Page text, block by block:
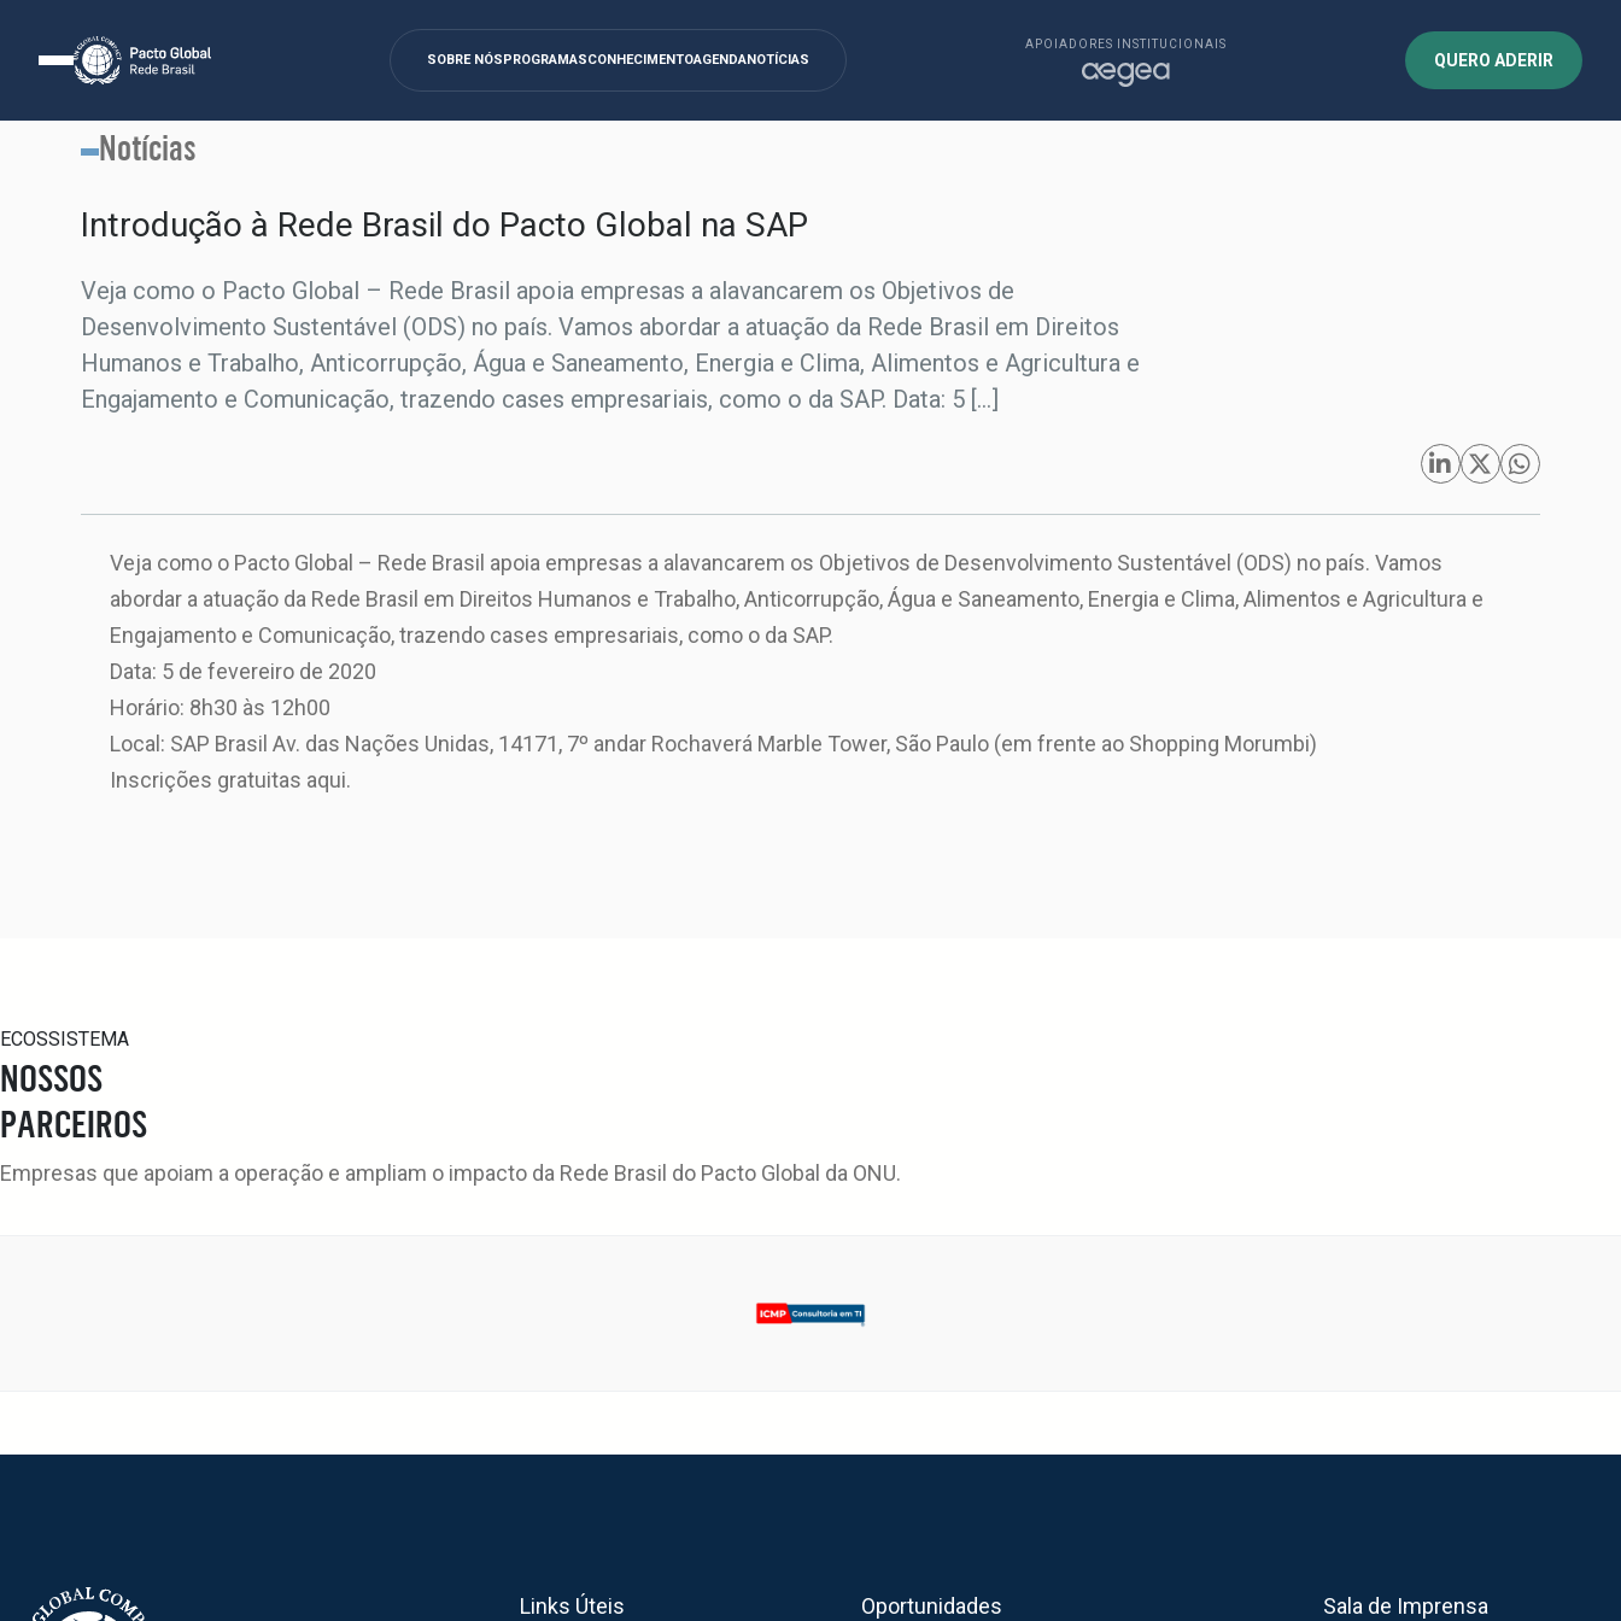
SOBRE NÓSPROGRAMASCONHECIMENTOAGENDANOTÍCIAS
APOIADORES INSTITUCIONAIS
QUERO ADERIR
Notícias
Introdução à Rede Brasil do Pacto Global na SAP
Veja como o Pacto Global – Rede Brasil apoia empresas a alavancarem os Objetivos de
Desenvolvimento Sustentável (ODS) no país. Vamos abordar a atuação da Rede Brasil em Direitos
Humanos e Trabalho, Anticorrupção, Água e Saneamento, Energia e Clima, Alimentos e Agricultura e
Engajamento e Comunicação, trazendo cases empresariais, como o da SAP. Data: 5 […]
Veja como o Pacto Global – Rede Brasil apoia empresas a alavancarem os Objetivos de Desenvolvimento Sustentável (ODS) no país. Vamos
abordar a atuação da Rede Brasil em Direitos Humanos e Trabalho, Anticorrupção, Água e Saneamento, Energia e Clima, Alimentos e Agricultura e
Engajamento e Comunicação, trazendo cases empresariais, como o da SAP.
Data: 5 de fevereiro de 2020
Horário: 8h30 às 12h00
Local: SAP Brasil Av. das Nações Unidas, 14171, 7º andar Rochaverá Marble Tower, São Paulo (em frente ao Shopping Morumbi)
Inscrições gratuitas aqui.
ECOSSISTEMA
NOSSOS
PARCEIROS
Empresas que apoiam a operação e ampliam o impacto da Rede Brasil do Pacto Global da ONU.
Links Úteis Oportunidades Sala de Imprensa